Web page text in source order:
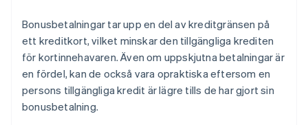
Bonusbetalningar tar upp en del av kreditgränsen på
ett kreditkort, vilket minskar den tillgängliga krediten
för kortinnehavaren. Även om uppskjutna betalningar är
en fördel, kan de också vara opraktiska eftersom en
persons tillgängliga kredit är lägre tills de har gjort sin
bonusbetalning.